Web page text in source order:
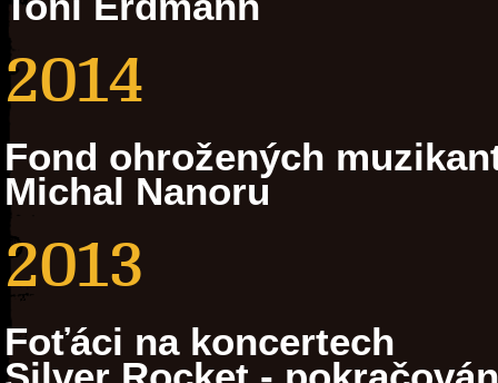
2014
Fond ohrožených
Michal Nanoru
2013
Foťáci na koncertech